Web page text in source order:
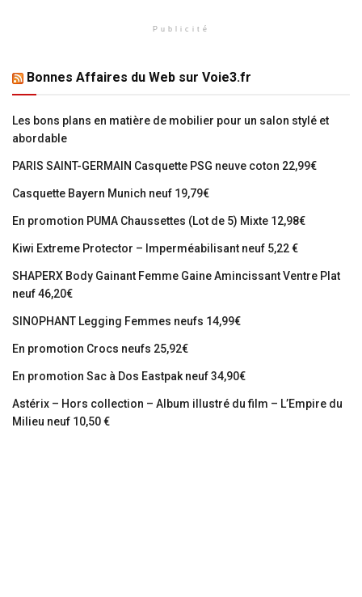
Publicité
Bonnes Affaires du Web sur Voie3.fr
Les bons plans en matière de mobilier pour un salon stylé et
abordable
PARIS SAINT-GERMAIN Casquette PSG neuve coton 22,99€
Casquette Bayern Munich neuf 19,79€
En promotion PUMA Chaussettes (Lot de 5) Mixte 12,98€
Kiwi Extreme Protector – Imperméabilisant neuf 5,22 €
SHAPERX Body Gainant Femme Gaine Amincissant Ventre Plat
neuf 46,20€
SINOPHANT Legging Femmes neufs 14,99€
En promotion Crocs neufs 25,92€
En promotion Sac à Dos Eastpak neuf 34,90€
Astérix – Hors collection – Album illustré du film – L’Empire du
Milieu neuf 10,50 €